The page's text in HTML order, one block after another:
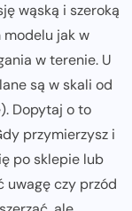
wąską i szeroką
jak w
w terenie. U
są w skali od
Dopytaj o to
przymierzysz i
po sklepie lub
uwagę czy przód